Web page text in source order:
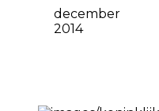
december
2014